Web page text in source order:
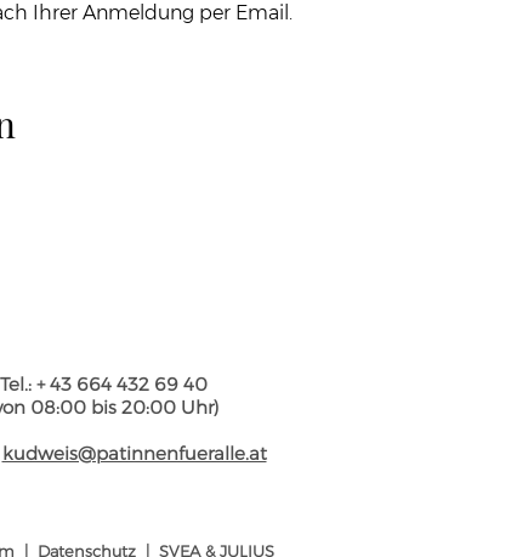
Ihrer Anmeldung per Email.
Tel.: + 43 664 432 69 40
08:00 bis 20:00 Uhr)
kudweis@patinnenfueralle.at
Datenschutz| SVEA & JULIUS